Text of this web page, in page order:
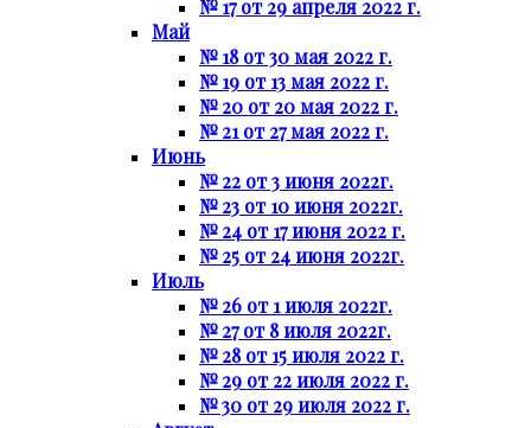
№ 17 от 29 апреля 2022 г.
Май
№ 18 от 30 мая 2022 г.
№ 19 от 13 мая 2022 г.
№ 20 от 20 мая 2022 г.
№ 21 от 27 мая 2022 г.
Июнь
№ 22 от 3 июня 2022г.
№ 23 от 10 июня 2022г.
№ 24 от 17 июня 2022 г.
№ 25 от 24 июня 2022г.
Июль
№ 26 от 1 июля 2022г.
№ 27 от 8 июля 2022г.
№ 28 от 15 июля 2022 г.
№ 29 от 22 июля 2022 г.
№ 30 от 29 июля 2022 г.